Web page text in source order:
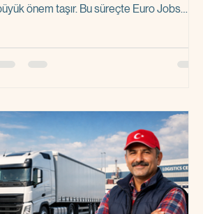
önem taşır. Bu süreçte Euro Jobs
aşamalarda rehberlik sağlar. Bu yazıda,
olma hayalinizi gerçeğe
yardımcı olacağım. Euro
Jobs Başvuru Detayları Euro Jobs Center
süreci, adayların Almanya'da ça